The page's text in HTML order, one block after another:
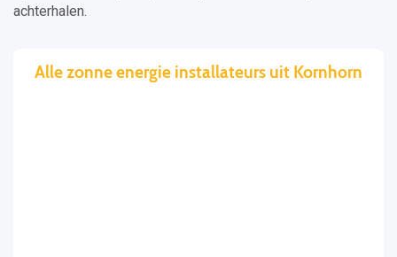
achterhalen.
Alle zonne energie installateurs uit Kornhorn